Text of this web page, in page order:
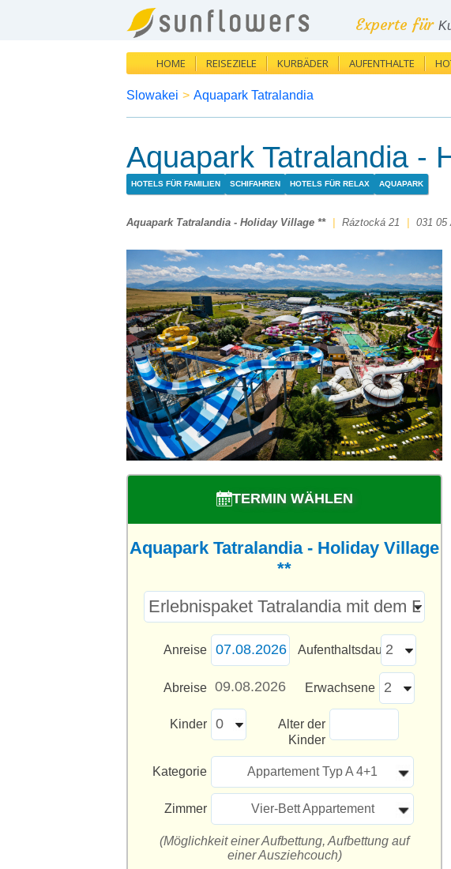
Experte für
HOME REISEZIELE KURBÄDER AUFENTHALTE
Slowakei > Aquapark Tatralandia
Aquapark Tatralandia -
HOTELS FÜR FAMILIEN SCHIFAHREN HOTELS FÜR RELAX AQUAPARK
Aquapark Tatralandia - Holiday Village ** Ráztocká 21 031 05
TERMIN WÄHLEN
Aquapark Tatralandia - Holiday Village
**
Anreise Aufenthaltsdauer
Abreise Erwachsene
Kinder
Alter der
Kinder
Kategorie Appartement Typ A 4+1
Zimmer Vier-Bett Appartement
(Möglichkeit einer Aufbettung, Aufbettung auf
einer Ausziehcouch)